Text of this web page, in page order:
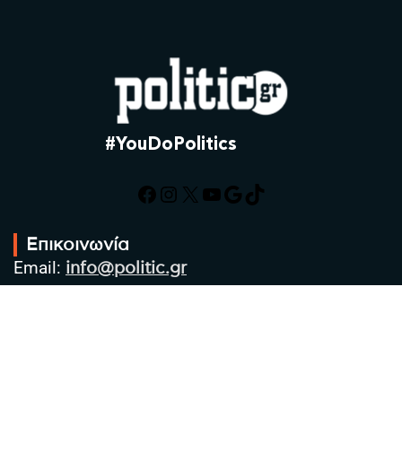
#YouDoPolitics
Facebook
Instagram
X YouTube
Google
TikTok
Επικοινωνία
Email: info@politic.gr
Τηλ: